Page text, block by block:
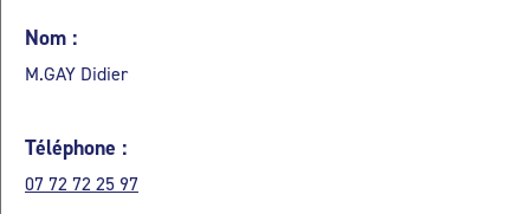
Nom :
M.GAY Didier
Téléphone :
07 72 72 25 97